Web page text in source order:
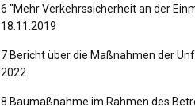
6 "Mehr Verkehrssicherheit an der
18.11.2019
7 Bericht über die Maßnahmen der
2022
8 Baumaßnahme im Rahmen des